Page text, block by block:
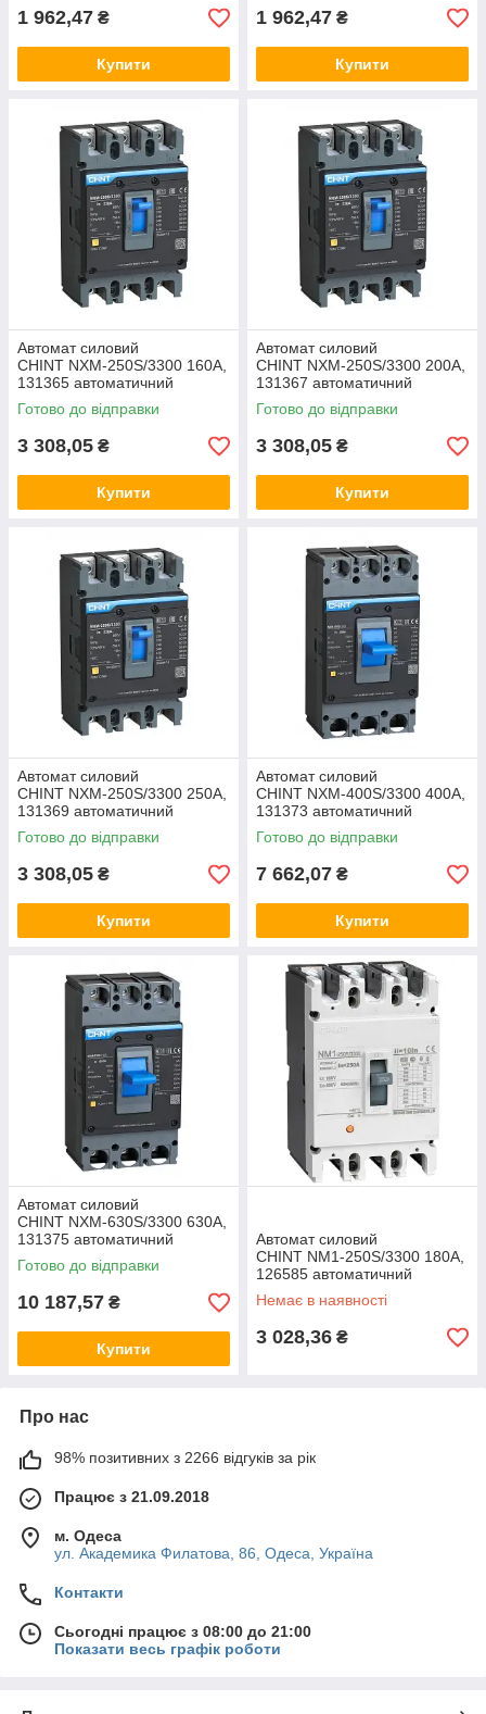
1 962,47 ₴
Купити
1 962,47 ₴
Купити
Автомат силовий
CHINT NXM-250S/3300 160A,
131365 автоматичний
вимикач ЧинТ, корпусний
щитовий
Готово до відправки
3 308,05 ₴
Купити
Автомат силовий
CHINT NXM-250S/3300 200A,
131367 автоматичний
вимикач ЧинТ, корпусний
щитовий
Готово до відправки
3 308,05 ₴
Купити
Автомат силовий
CHINT NXM-250S/3300 250A,
131369 автоматичний
вимикач ЧинТ, корпусний
щитовий
Готово до відправки
3 308,05 ₴
Купити
Автомат силовий
CHINT NXM-400S/3300 400A,
131373 автоматичний
вимикач ЧинТ, корпусний
щитовий
Готово до відправки
7 662,07 ₴
Купити
Автомат силовий
CHINT NXM-630S/3300 630A,
131375 автоматичний
вимикач ЧІНТ, корпусний
щитовий
Готово до відправки
10 187,57 ₴
Купити
Автомат силовий
CHINT NM1-250S/3300 180A,
126585 автоматичний
вимикач ЧИНТ, корпусний
щитовий
Немає в наявності
3 028,36 ₴
Про нас
98% позитивних з 2266 відгуків за рік
Працює з 21.09.2018
м. Одеса
ул. Академика Филатова, 86, Одеса, Україна
Контакти
Сьогодні працює з 08:00 до 21:00
Показати весь графік роботи